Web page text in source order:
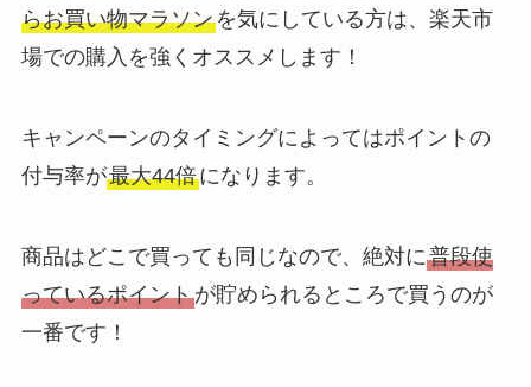
らお買い物マラソンを気にしている方は、楽天市
場での購入を強くオススメします！
キャンペーンのタイミングによってはポイントの
付与率が最大44倍になります。
商品はどこで買っても同じなので、絶対に普段使
っているポイントが貯められるところで買うのが
一番です！